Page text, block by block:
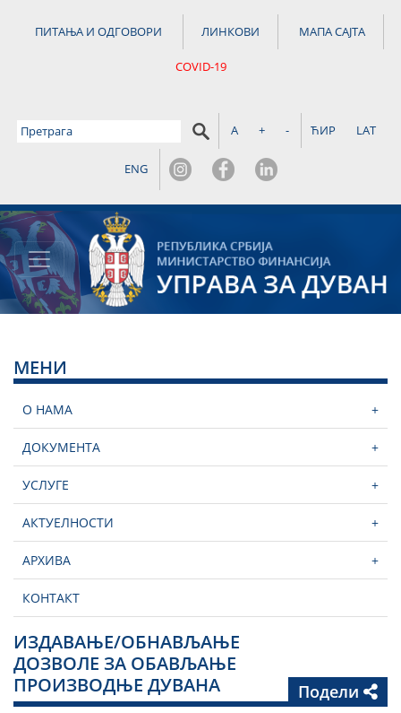
ПИТАЊА И ОДГОВОРИ ЛИНКОВИ МАПА САЈТА
COVID-19
A + - ЋИР LAT
ENG
МЕНИ
О НАМА +
ДОКУМЕНТА +
УСЛУГЕ +
АКТУЕЛНОСТИ +
АРХИВА +
КОНТАКТ
ИЗДАВАЊЕ/ОБНАВЉАЊЕ
ДОЗВОЛЕ ЗА ОБАВЉАЊЕ
ПРОИЗВОДЊЕ ДУВАНА
Подели